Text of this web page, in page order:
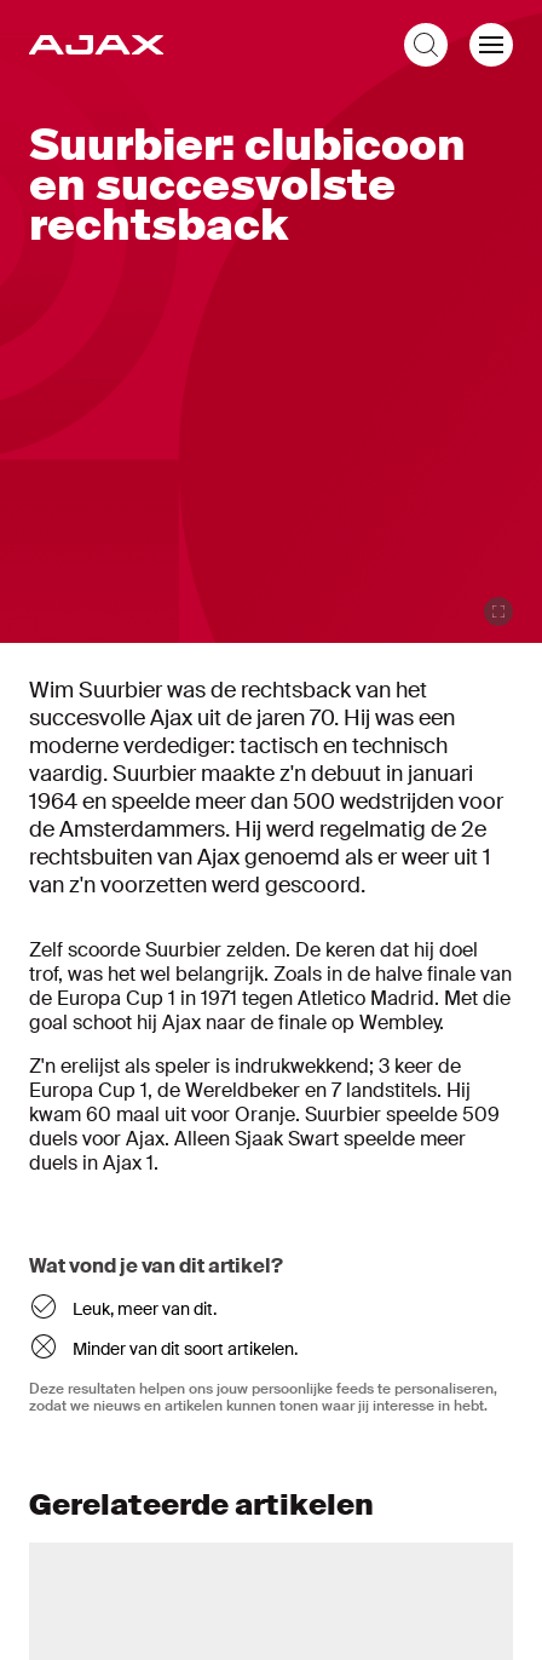
Suurbier: clubicoon
en succesvolste
rechtsback
Wim Suurbier was de rechtsback van het
succesvolle Ajax uit de jaren 70. Hij was een
moderne verdediger: tactisch en technisch
vaardig. Suurbier maakte z'n debuut in januari
1964 en speelde meer dan 500 wedstrijden voor
de Amsterdammers. Hij werd regelmatig de 2e
rechtsbuiten van Ajax genoemd als er weer uit 1
van z'n voorzetten werd gescoord.
Zelf scoorde Suurbier zelden. De keren dat hij doel
trof, was het wel belangrijk. Zoals in de halve finale van
de Europa Cup 1 in 1971 tegen Atletico Madrid. Met die
goal schoot hij Ajax naar de finale op Wembley.
Z'n erelijst als speler is indrukwekkend; 3 keer de
Europa Cup 1, de Wereldbeker en 7 landstitels. Hij
kwam 60 maal uit voor Oranje. Suurbier speelde 509
duels voor Ajax. Alleen Sjaak Swart speelde meer
duels in Ajax 1.
Wat vond je van dit artikel?
Leuk, meer van dit.
Minder van dit soort artikelen.
Deze resultaten helpen ons jouw persoonlijke feeds te personaliseren,
zodat we nieuws en artikelen kunnen tonen waar jij interesse in hebt.
Gerelateerde artikelen